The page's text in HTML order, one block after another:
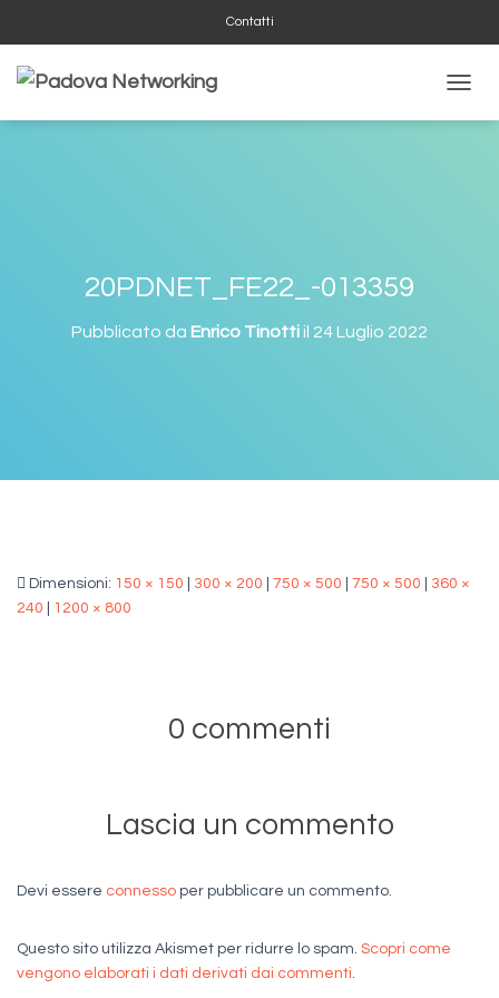
Contatti
20PDNET_FE22_-013359
Pubblicato da Enrico Tinottiil 24 Luglio 2022
Dimensioni: 150 × 150 300 × 200 750 × 500 750 × 500
360 ×
240
1200 × 800
0 commenti
Lascia un commento
Devi essere connesso per pubblicare un commento.
Questo sito utilizza Akismet per ridurre lo spam. Scopri come
vengono elaborati i dati derivati dai commenti.